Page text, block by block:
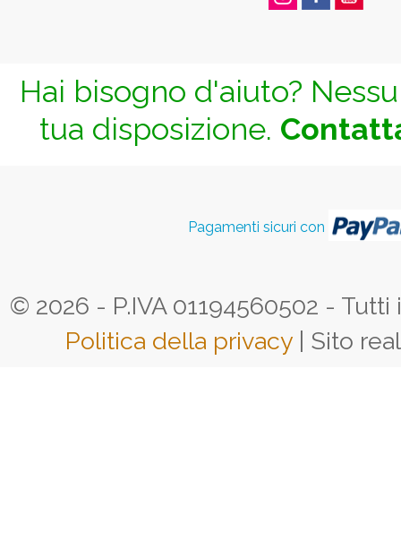
Hai bisogno d'aiuto?
tua disposizione.
Pagamenti sicuri con
© 2026 - P.IVA 01194560502 -
Politica della privacy | Sito